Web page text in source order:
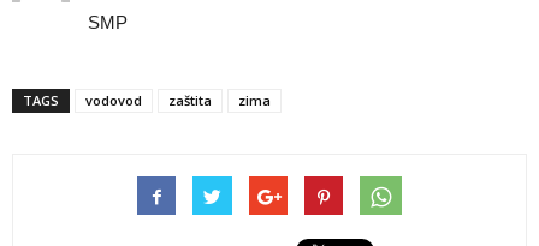
SMP
TAGS vodovod zaštita zima